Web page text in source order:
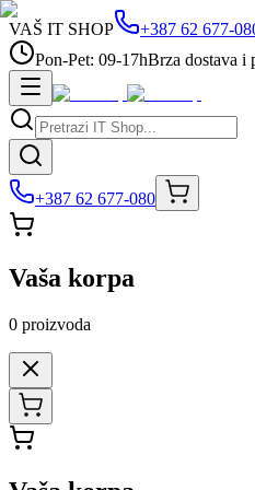
VAŠ IT SHOP +387 62 677-
Pon-Pet: 09-17hBrza dostava i
+387 62 677-080
Vaša korpa
0 proizvoda